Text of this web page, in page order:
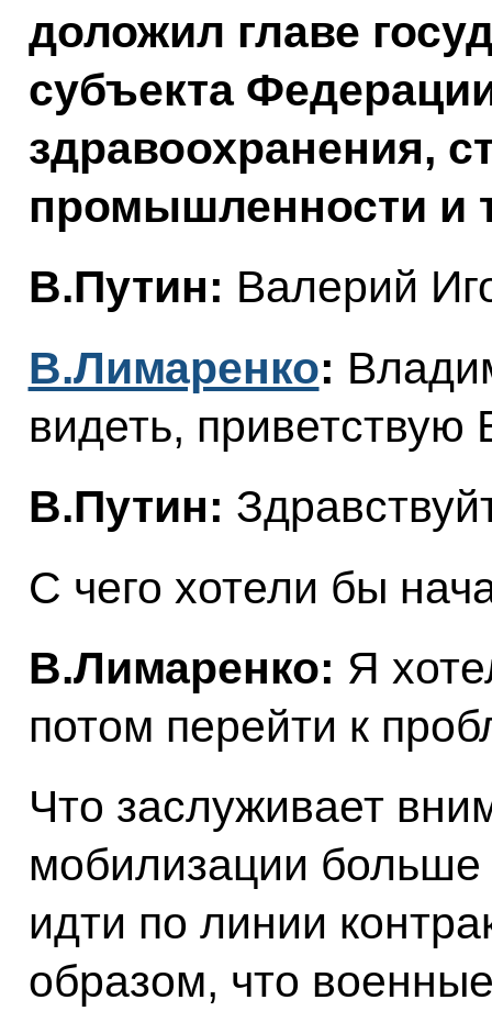
доложил главе
субъекта
здравоохранения,
промышленности и
В.Путин: Валерий
В.Лимаренко:
видеть, приветствую
В.Путин:
С чего хотели бы
В.Лимаренко: Я
потом перейти к
Что заслуживает
мобилизации больше
идти по линии
образом, что